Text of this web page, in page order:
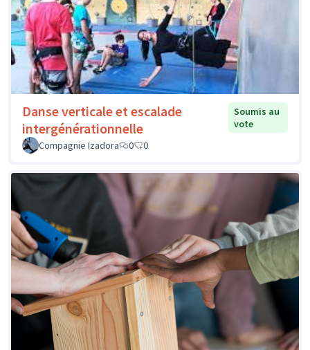
Danse verticale et escalade
intergénérationnelle
Soumis au
vote
Compagnie Izadora
0 0